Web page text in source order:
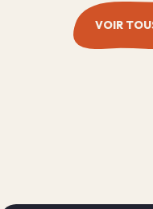
VOIR